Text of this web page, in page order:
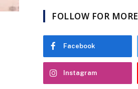
FOLLOW FOR MORE
Facebook
Instagram